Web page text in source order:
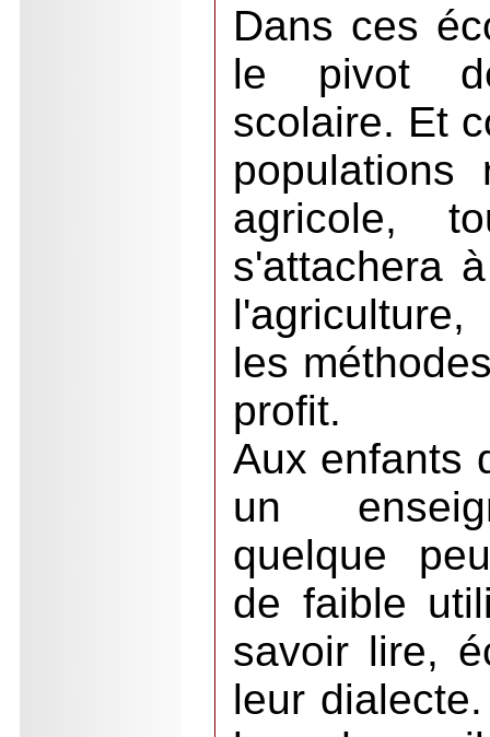
Dans ces
le pivot
scolaire. Et
populations
agricole,
s'attachera
les
profit.
Aux enfants
un
quelque
de faible
savoir lire,
leur